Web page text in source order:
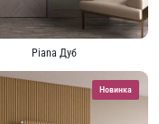
Piana Дуб
Новинка